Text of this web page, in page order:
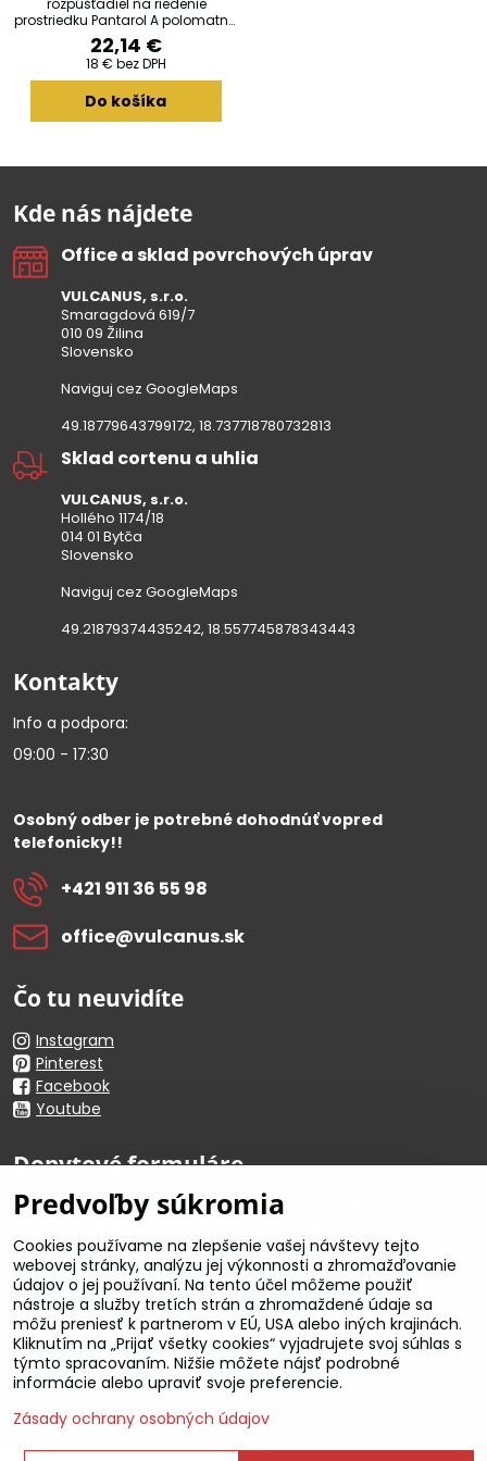
prostriedku Pantarol A polomatný,
na dosiahnutie postrekovej
viskozity.
22,14 €
18 € bez DPH
Do košíka
Kde nás nájdete
Office a sklad povrchových úprav
VULCANUS, s.r.o.
Smaragdová 619/7
010 09 Žilina
Slovensko
Naviguj cez GoogleMaps
49.18779643799172, 18.737718780732813
Sklad cortenu a uhlia
VULCANUS, s.r.o.
Hollého 1174/18
014 01 Bytča
Slovensko
Naviguj cez GoogleMaps
49.21879374435242, 18.557745878343443
Kontakty
Info a podpora:
09:00 - 17:30
Osobný odber je potrebné dohodnúť vopred
telefonicky!!
+421 911 36 55 98
office​@vulcanus​.sk
Čo tu neuvidíte
Instagram
Pinterest
Facebook
Youtube
Dopytové formuláre
Dopytový
formulár na
Corten
plachty
Informácie a podmienky
©2026 Copyright
Predvoľby súkromiaZásady ochrany osobných údajov
Vytvorené pomocou:
Predvoľby súkromia
Cookies používame na zlepšenie vašej návštevy tejto
webovej stránky, analýzu jej výkonnosti a zhromažďovanie
údajov o jej používaní. Na tento účel môžeme použiť
nástroje a služby tretích strán a zhromaždené údaje sa
môžu preniesť k partnerom v EÚ, USA alebo iných krajinách.
Kliknutím na „Prijať všetky cookies“ vyjadrujete svoj súhlas s
týmto spracovaním. Nižšie môžete nájsť podrobné
informácie alebo upraviť svoje preferencie.
Zásady ochrany osobných údajov